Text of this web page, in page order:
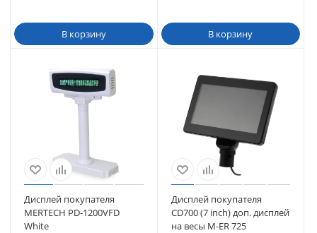
В корзину В корзину
Дисплей покупателя
MERTECH PD-1200VFD
White
Дисплей покупателя
CD700 (7 inch) доп. дисплей
на весы M-ER 725